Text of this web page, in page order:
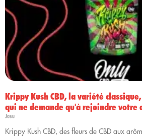
Krippy Kush CBD, la variété
qui ne demande qu'à rejoindre votre
Josu
Krippy Kush CBD, des fleurs de CBD aux